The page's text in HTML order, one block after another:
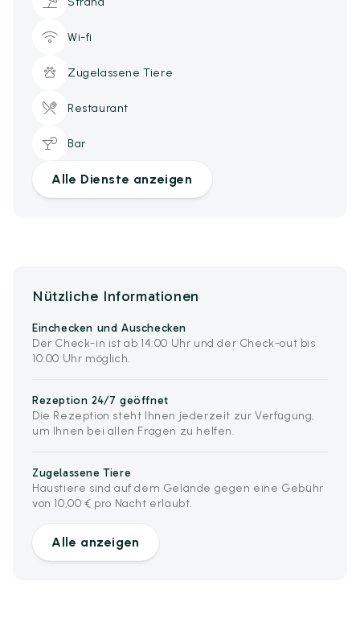
Wi-fi
Zugelassene Tiere
Restaurant
Bar
Alle Dienste anzeigen
Nützliche Informationen
Einchecken und Auschecken
Der Check-in ist ab 14:00 Uhr und der Check-out bis
10:00 Uhr möglich.
Rezeption 24/7 geöffnet
Die Rezeption steht Ihnen jederzeit zur Verfügung,
um Ihnen bei allen Fragen zu helfen.
Zugelassene Tiere
Haustiere sind auf dem Gelände gegen eine Gebühr
von 10,00 € pro Nacht erlaubt.
Alle anzeigen